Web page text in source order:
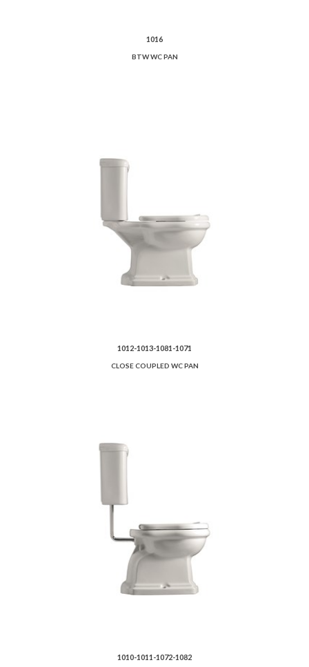
1016
BTW WC PAN
1012-1013-1081-1071
CLOSE COUPLED WC PAN
1010-1011-1072-1082